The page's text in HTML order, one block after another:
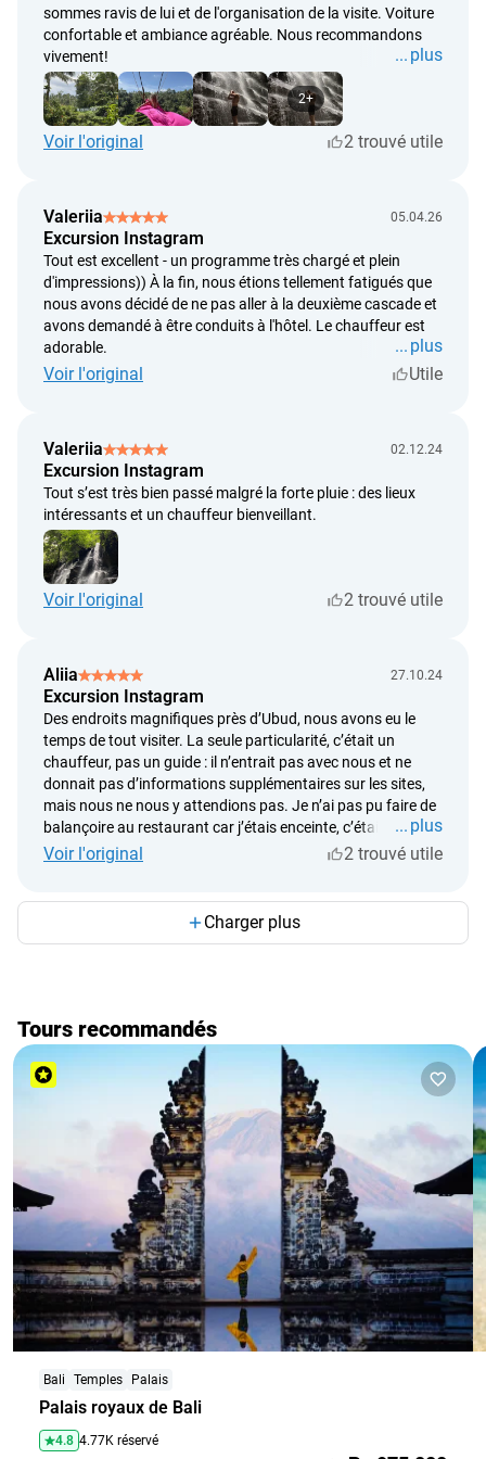
sommes ravis de lui et de l'organisation de la visite. Voiture
confortable et ambiance agréable. Nous recommandons
vivement!
plus
2+
Voir l'original 2 trouvé utile
Valeriia 05.04.26
Excursion Instagram
Tout est excellent - un programme très chargé et plein
d'impressions)) À la fin, nous étions tellement fatigués que
nous avons décidé de ne pas aller à la deuxième cascade et
avons demandé à être conduits à l'hôtel. Le chauffeur est
adorable.
plus
Voir l'original
Utile
Valeriia 02.12.24
Excursion Instagram
Tout s’est très bien passé malgré la forte pluie : des lieux
intéressants et un chauffeur bienveillant.
Voir l'original 2 trouvé utile
Aliia 27.10.24
Excursion Instagram
Des endroits magnifiques près d’Ubud, nous avons eu le
temps de tout visiter. La seule particularité, c’était un
chauffeur, pas un guide : il n’entrait pas avec nous et ne
donnait pas d’informations supplémentaires sur les sites,
mais nous ne nous y attendions pas. Je n’ai pas pu faire de
balançoire au restaurant car j’étais enceinte, c’était trop
extrême ; mais dans les rizières il y avait une alternative bien
nous avons pu faire de superbes photos aux cascades,
nous avons aimé les terrasses et la forêt des singes, mais
l’énergie de marcher 😂😅. Nous sommes revenus plus tard
le matin, de notre côté, à la forêt des singes, car nous avons
beaucoup aimé.
plus
Voir l'original
2 trouvé utile
Charger plus
Tours recommandés
Palais royaux de Bali
Bali Temples Palais
4.8 4.77K réservé